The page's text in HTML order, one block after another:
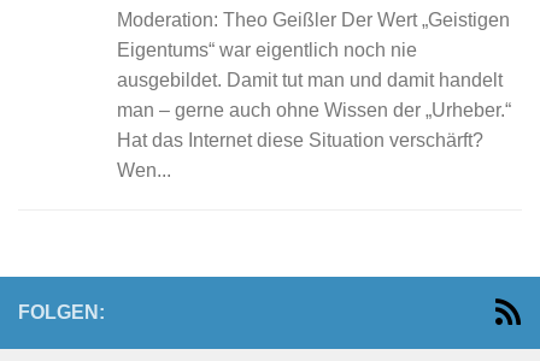
Moderation: Theo Geißler Der Wert „Geistigen
Eigentums“ war eigentlich noch nie
ausgebildet. Damit tut man und damit handelt
man – gerne auch ohne Wissen der „Urheber.“
Hat das Internet diese Situation verschärft?
Wen...
FOLGEN: